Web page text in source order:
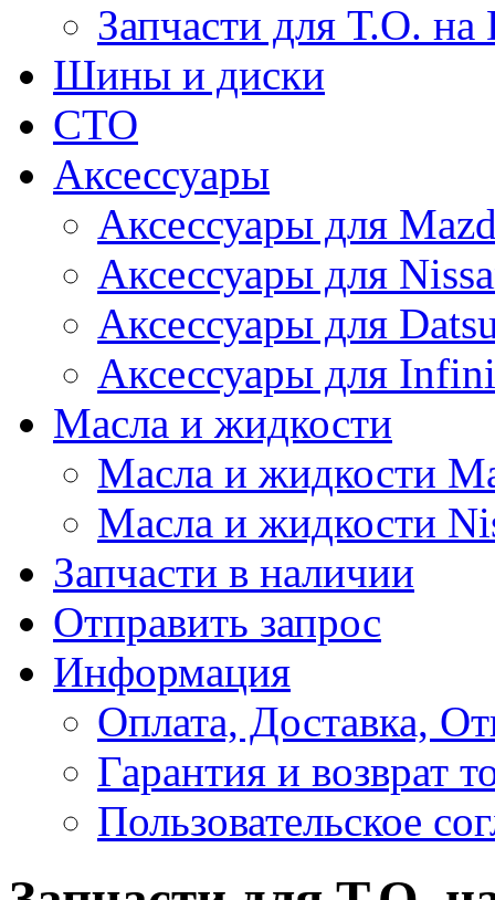
Запчасти для Т.О. на
Шины и диски
СТО
Аксессуары
Аксессуары для
Аксессуары для
Аксессуары для
Аксессуары для
Масла и жидкости
Масла и жидкости
Масла и жидкости
Запчасти в наличии
Отправить запрос
Информация
Оплата, Доставка,
Гарантия и возврат
Пользовательское